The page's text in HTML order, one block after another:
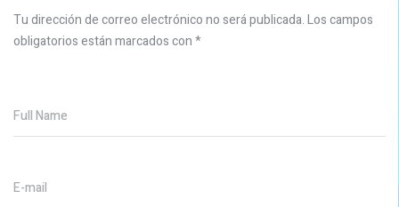
Tu dirección de correo electrónico no será publicada.Los campos
obligatorios están marcados con*
Full Name
E-mail